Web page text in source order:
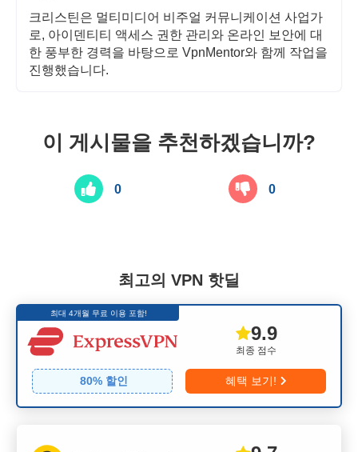
크리스틴은 멀티미디어 비주얼 커뮤니케이션 사업가
로, 아이덴티티 액세스 권한 관리와 온라인 보안에 대
한 풍부한 경력을 바탕으로 VpnMentor와 함께 작업을
진행했습니다.
이 게시물을 추천하겠습니까?
0 0
최고의 VPN 핫딜
최대 4개월 무료 이용 포함!
최종 점수
9.9
80% 할인 혜택 보기!